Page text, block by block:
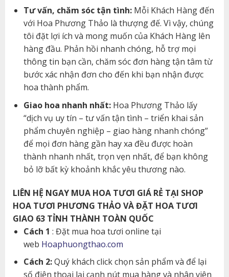
Tư vấn, chăm sóc tận tình:Mỗi Khách Hàng đến
với Hoa Phương Thảo là thượng đế. Vì vậy, chúng
tôi đặt lợi ích và mong muốn của Khách Hàng lên
hàng đầu. Phản hồi nhanh chóng, hỗ trợ mọi
thông tin bạn cần, chăm sóc đơn hàng tận tâm từ
bước xác nhận đơn cho đến khi bạn nhận được
hoa thành phẩm.
Giao hoa nhanh nhất:Hoa Phương Thảo lấy
“dịch vụ uy tín – tư vấn tận tình – triển khai sản
phẩm chuyên nghiệp – giao hàng nhanh chóng”
để mọi đơn hàng gần hay xa đều được hoàn
thành nhanh nhất, trọn vẹn nhất, để bạn không
bỏ lỡ bất kỳ khoảnh khắc yêu thương nào.
LIÊN HỆ NGAY MUA HOA TƯƠI GIÁ RẺ TẠI SHOP
HOA TƯƠI PHƯƠNG THẢO VÀ ĐẶT HOA TƯƠI
GIAO 63 TỈNH THÀNH TOÀN QUỐC
Cách 1 : Đặt mua hoa tươi online tại
web Hoaphuongthao.com
Cách 2:Quý khách click chọn sản phẩm và để lại
số điện thoại lại cạnh nút mua hàng và nhân viên